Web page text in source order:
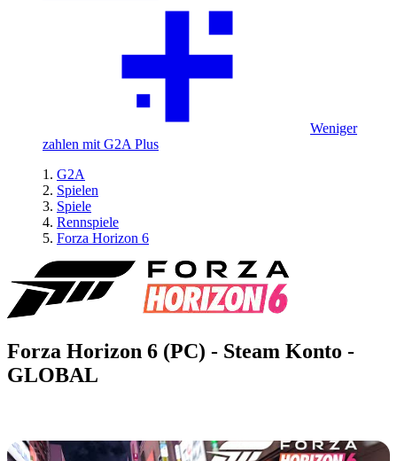
Weniger
zahlen mit G2A Plus
G2A
Spielen
Spiele
Rennspiele
Forza Horizon 6
Forza Horizon 6 (PC) - Steam Konto -
GLOBAL